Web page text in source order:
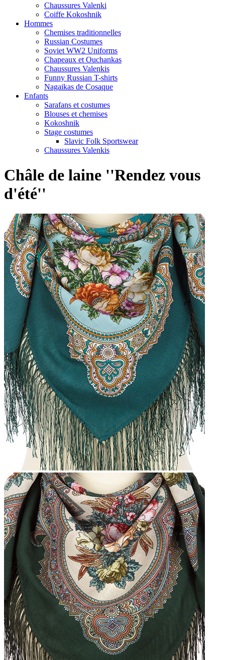
Chaussures Valenki
Coiffe Kokoshnik
Hommes
Chemises traditionnelles
Russian Costumes
Soviet WW2 Uniforms
Chapeaux et Ouchankas
Chaussures Valenkis
Funny Russian T-shirts
Nagaikas de Cosaque
Enfants
Sarafans et costumes
Blouses et chemises
Kokoshnik
Stage costumes
Slavic Folk Sportswear
Chaussures Valenkis
Châle de laine ''Rendez vous
d'été''